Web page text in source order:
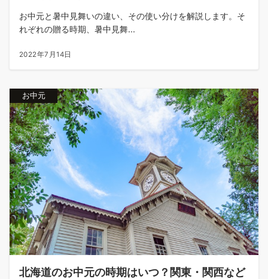
お中元と暑中見舞いの違い、その使い分けを解説します。そ
れぞれの贈る時期、暑中見舞...
2022年7月14日
お中元
北海道のお中元の時期はいつ？関東・関西など